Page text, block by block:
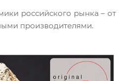
российского рынка – от
производителями.